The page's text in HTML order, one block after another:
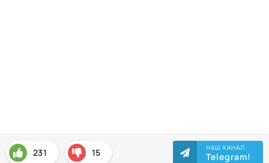
231 15 НАШ КАНАЛ
Telegram!